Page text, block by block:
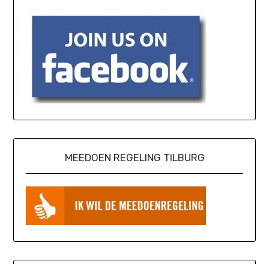
MEEDOEN REGELING TILBURG